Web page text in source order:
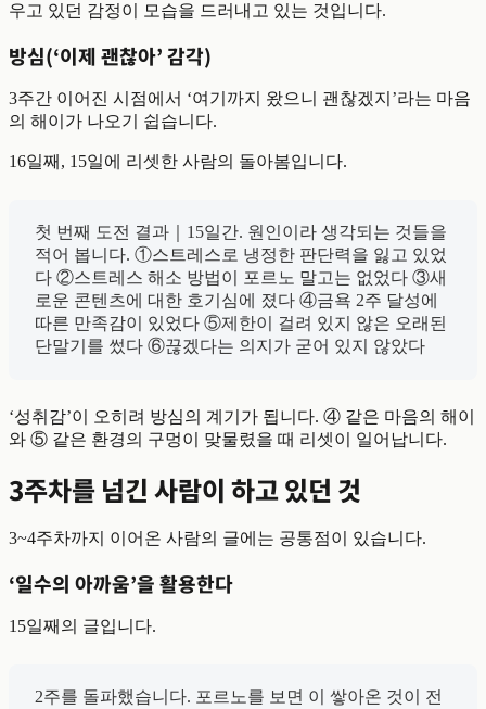
우고 있던 감정이 모습을 드러내고 있는 것입니다.
방심(‘이제 괜찮아’ 감각)
3주간 이어진 시점에서 ‘여기까지 왔으니 괜찮겠지’라는 마음
의 해이가 나오기 쉽습니다.
16일째, 15일에 리셋한 사람의 돌아봄입니다.
첫 번째 도전 결과｜15일간. 원인이라 생각되는 것들을
적어 봅니다. ①스트레스로 냉정한 판단력을 잃고 있었
다 ②스트레스 해소 방법이 포르노 말고는 없었다 ③새
로운 콘텐츠에 대한 호기심에 졌다 ④금욕 2주 달성에
따른 만족감이 있었다 ⑤제한이 걸려 있지 않은 오래된
단말기를 썼다 ⑥끊겠다는 의지가 굳어 있지 않았다
‘성취감’이 오히려 방심의 계기가 됩니다. ④ 같은 마음의 해이
와 ⑤ 같은 환경의 구멍이 맞물렸을 때 리셋이 일어납니다.
3주차를 넘긴 사람이 하고 있던 것
3~4주차까지 이어온 사람의 글에는 공통점이 있습니다.
‘일수의 아까움’을 활용한다
15일째의 글입니다.
2주를 돌파했습니다. 포르노를 보면 이 쌓아온 것이 전